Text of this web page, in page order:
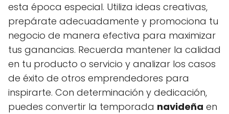
esta época especial. Utiliza ideas creativas,
prepárate adecuadamente y promociona tu
negocio de manera efectiva para maximizar
tus ganancias. Recuerda mantener la calidad
en tu producto o servicio y analizar los casos
de éxito de otros emprendedores para
inspirarte. Con determinación y dedicación,
puedes convertir la temporada navideña en